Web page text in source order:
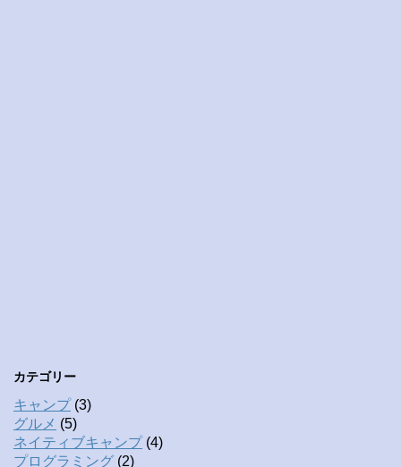
カテゴリー
キャンプ(3)
グルメ (5)
ネイティブキャンプ(4)
プログラミング (2)